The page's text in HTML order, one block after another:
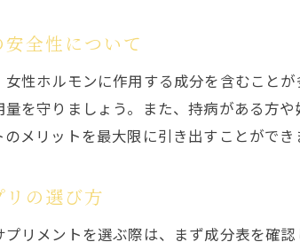
手軽に購入でき
薬局でのサプリ
口コミで評判の
バストアップサプリ
全性について
性ホルモンに作用する成分を含むこと
を守りましょう。また、持病がある方
メリットを最大限に引き出すことができ
リの選び方
リメントを選ぶ際は、まず成分表を確